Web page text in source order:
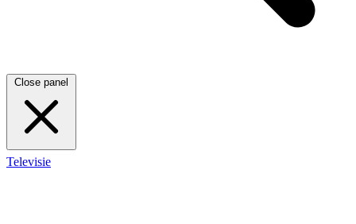
Close panel
Televisie